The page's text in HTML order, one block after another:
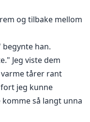
og tilbake mellom
begynte han.
Jeg viste dem
tårer rant
jeg kunne
så langt unna